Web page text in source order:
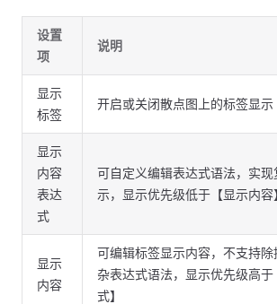
设置
项
说明
显示
标签
开启或关闭散点图上的标签显示
显示
内容
表达
式
可自定义编辑表达式语法，实
示，显示优先级低于【显示内容
显示
内容
可编辑标签显示内容，不支持
杂表达式语法，显示优先级高
式】